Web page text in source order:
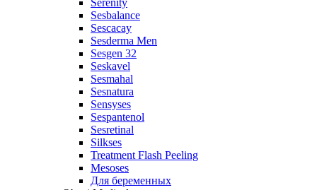
Serenity
Sesbalance
Sescacay
Sesderma Men
Sesgen 32
Seskavel
Sesmahal
Sesnatura
Sensyses
Sespantenol
Sesretinal
Silkses
Treatment Flash Peeling
Mesoses
Для беременных